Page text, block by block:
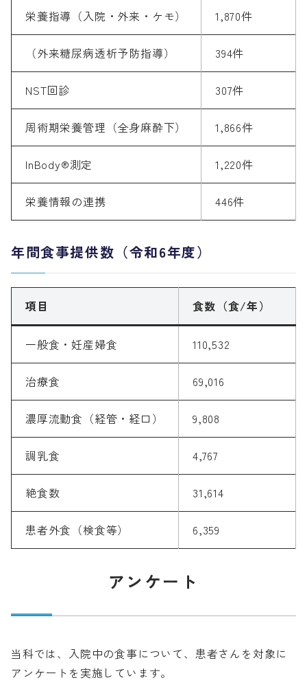
栄養指導（入院・外来・ケモ） 1,870件
（外来糖尿病透析予防指導） 394件
NST回診 307件
周術期栄養管理（全身麻酔下） 1,866件
InBody®測定 1,220件
栄養情報の連携 446件
年間食事提供数（令和6年度）
項目 食数（食/年）
一般食・妊産婦食 110,532
治療食 69,016
濃厚流動食（経管・経口） 9,808
調乳食 4,767
絶食数 31,614
患者外食（検食等） 6,359
アンケート
当科では、入院中の食事について、患者さんを対象に
アンケートを実施しています。